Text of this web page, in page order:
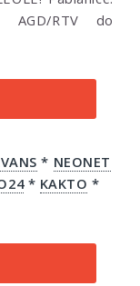
AGD/RTV do
* NEONET
* KAKTO *